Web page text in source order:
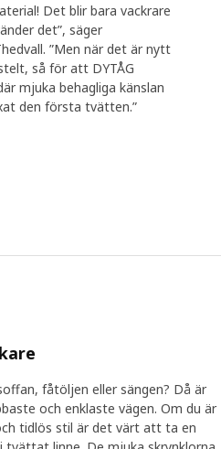
Det blir bara vackrare
det”, säger
”Men när det är nytt
så för att DYTÅG
mjuka behagliga känslan
den första tvätten.”
av de mest lättskötta
att du inte behöver lägga tid
linnematerialet väldigt
den övriga DYTÅG familjen
i linne.”
vår tid – människan har
fåtöljen eller sängen? Då är
och enklaste vägen. Om du är
tidlös stil är det värt att ta en